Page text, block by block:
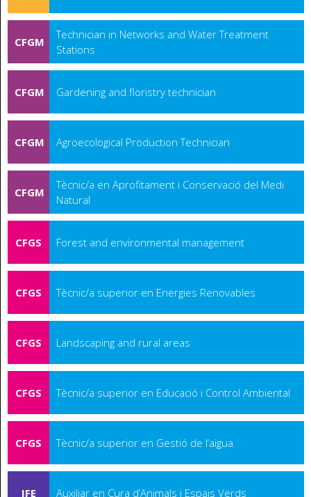
CFGM
Technician in Networks and Water Treatment
Stations
CFGM Gardening and floristry technician
CFGM Agroecological Production Technician
CFGM
Tècnic/a en Aprofitament i Conservació del Medi
Natural
CFGS Forest and environmental management
CFGS Tècnic/a superior en Energies Renovables
CFGS Landscaping and rural areas
CFGS Tècnic/a superior en Educació i Control Ambiental
CFGS Tècnic/a superior en Gestió de l’aigua
IFE Auxiliar en Cura d’Animals i Espais Verds